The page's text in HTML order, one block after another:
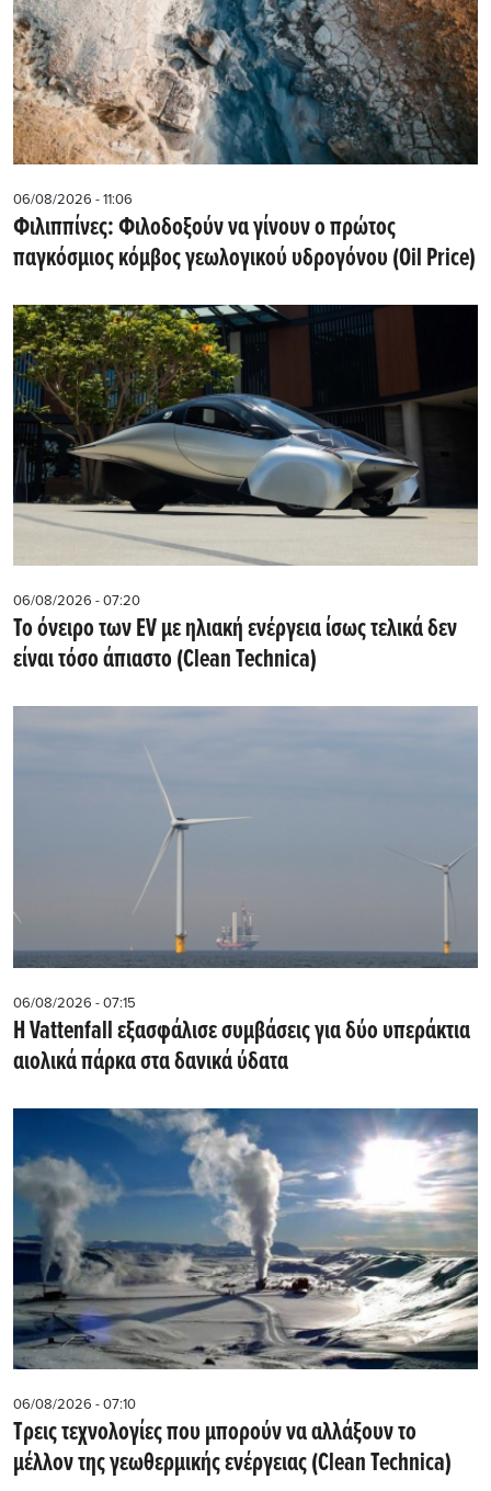
06/08/2026 - 11:06
Φιλιππίνες: Φιλοδοξούν να γίνουν ο πρώτος
παγκόσμιος κόμβος γεωλογικού υδρογόνου (Oil Price)
06/08/2026 - 07:20
Το όνειρο των EV με ηλιακή ενέργεια ίσως τελικά δεν
είναι τόσο άπιαστο (Clean Technica)
06/08/2026 - 07:15
Η Vattenfall εξασφάλισε συμβάσεις για δύο υπεράκτια
αιολικά πάρκα στα δανικά ύδατα
06/08/2026 - 07:10
Τρεις τεχνολογίες που μπορούν να αλλάξουν το
μέλλον της γεωθερμικής ενέργειας (Clean Technica)